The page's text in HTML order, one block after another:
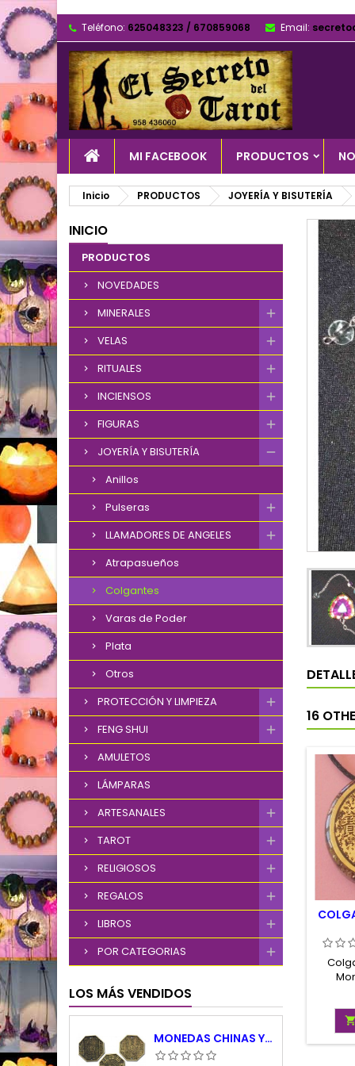
Teléfono: 625048323 / 670859068 Email:
MI FACEBOOK PRODUCTOS
Inicio PRODUCTOS JOYERÍA Y BISUTERÍA
INICIO
PRODUCTOS
NOVEDADES
MINERALES
VELAS
RITUALES
INCIENSOS
FIGURAS
JOYERÍA Y BISUTERÍA
Anillos
Pulseras
LLAMADORES DE ANGELES
Atrapasueños
Colgantes
Varas de Poder
Plata
Otros
PROTECCIÓN Y LIMPIEZA
FENG SHUI
AMULETOS
LÁMPARAS
ARTESANALES
TAROT
RELIGIOSOS
REGALOS
LIBROS
POR CATEGORIAS
LOS MÁS VENDIDOS
MONEDAS CHINAS YING YANG
16
